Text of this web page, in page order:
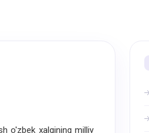
o'zbek xalqining milliy